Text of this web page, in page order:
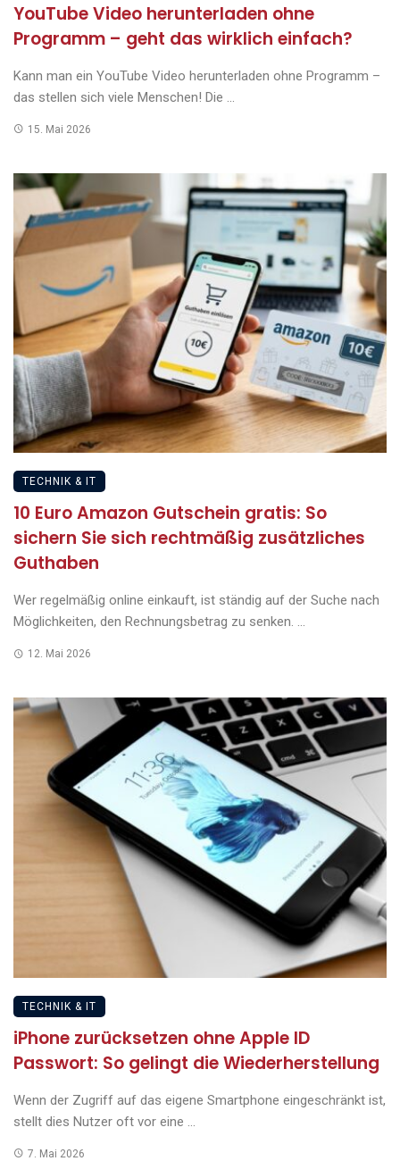
YouTube Video herunterladen ohne
Programm – geht das wirklich einfach?
Kann man ein YouTube Video herunterladen ohne Programm –
das stellen sich viele Menschen! Die ...
15. Mai 2026
TECHNIK & IT
10 Euro Amazon Gutschein gratis: So
sichern Sie sich rechtmäßig zusätzliches
Guthaben
Wer regelmäßig online einkauft, ist ständig auf der Suche nach
Möglichkeiten, den Rechnungsbetrag zu senken. ...
12. Mai 2026
TECHNIK & IT
iPhone zurücksetzen ohne Apple ID
Passwort: So gelingt die Wiederherstellung
Wenn der Zugriff auf das eigene Smartphone eingeschränkt ist,
stellt dies Nutzer oft vor eine ...
7. Mai 2026